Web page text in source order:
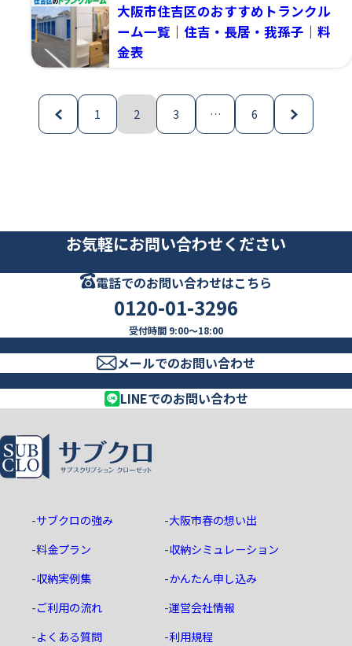
大阪市住吉区のおすすめトランクル
ーム一覧｜住吉・長居・我孫子｜料
金表
ジ
り
1 2 3 … 6
お気軽にお問い合わせください
電話でのお問い合わせはこちら
0120-01-3296
受付時間 9:00～18:00
メールでのお問い合わせ
LINEでのお問い合わせ
サブクロの強み
料金プラン
収納実例集
ご利用の流れ
よくある質問
大阪市春の想い出
収納シミュレーション
かんたん申し込み
運営会社情報
利用規程